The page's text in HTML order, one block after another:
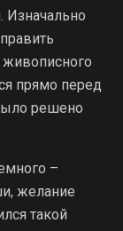
Изначально
прямо перед
решено
–
желание
такой